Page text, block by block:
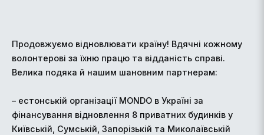
Продовжуємо відновлювати країну! Вдячні кожному
волонтерові за їхню працю та відданість справі.
Велика подяка й нашим шановним партнерам:
– естонській організації MONDO в Україні за
фінансування відновлення 8 приватних будинків у
Київській, Сумській, Запорізькій та Миколаївській